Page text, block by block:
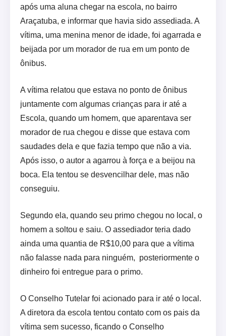
após uma aluna chegar na escola, no bairro
Araçatuba, e informar que havia sido assediada. A
vítima, uma menina menor de idade, foi agarrada e
beijada por um morador de rua em um ponto de
ônibus.
A vítima relatou que estava no ponto de ônibus
juntamente com algumas crianças para ir até a
Escola, quando um homem, que aparentava ser
morador de rua chegou e disse que estava com
saudades dela e que fazia tempo que não a via.
Após isso, o autor a agarrou à força e a beijou na
boca. Ela tentou se desvencilhar dele, mas não
conseguiu.
Segundo ela, quando seu primo chegou no local, o
homem a soltou e saiu. O assediador teria dado
ainda uma quantia de R$10,00 para que a vítima
não falasse nada para ninguém, posteriormente o
dinheiro foi entregue para o primo.
O Conselho Tutelar foi acionado para ir até o local.
A diretora da escola tentou contato com os pais da
vítima sem sucesso, ficando o Conselho